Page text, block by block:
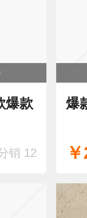
爆款
销 12
爆